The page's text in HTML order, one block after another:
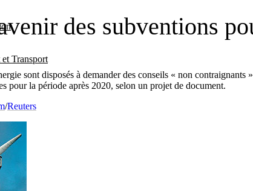
Transport
des subventions
sont disposés à demander des conseils « non
pour la période après 2020, selon un projet de document.
/Reuters